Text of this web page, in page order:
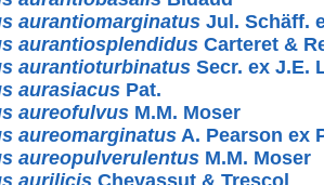
aurantiomarginatus Jul. Schäff.
aurantiosplendidus Carteret &
aurantioturbinatus Secr. ex J.E.
aurasiacus Pat.
aureofulvus M.M. Moser
aureomarginatus A. Pearson ex
aureopulverulentus M.M. Moser
aurilicis Chevassut & Trescol